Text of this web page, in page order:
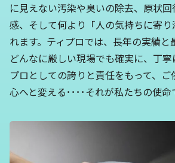
に見えない汚染や臭いの除去、原状
感、そして何より「人の気持ちに寄
れます。ティプロでは、長年の実績と
どんなに厳しい現場でも確実に、丁寧
プロとしての誇りと責任をもって、
心へと変える････それが私たちの使命